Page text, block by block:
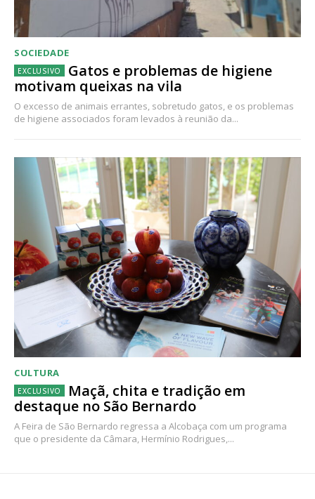
SOCIEDADE
Gatos e problemas de higiene
motivam queixas na vila
O excesso de animais errantes, sobretudo gatos, e os problemas
de higiene associados foram levados à reunião da...
CULTURA
Maçã, chita e tradição em
destaque no São Bernardo
A Feira de São Bernardo regressa a Alcobaça com um programa
que o presidente da Câmara, Hermínio Rodrigues,...